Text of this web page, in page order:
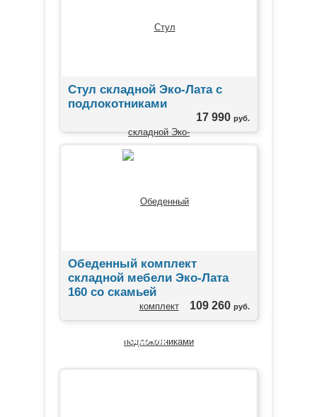
Стул складной Эко-Лата с
подлокотниками
17 990 руб.
Обеденный комплект
складной мебели Эко-Лата
160 со скамьей
109 260 руб.
ЛИДЕРЫ ПРОДАЖ